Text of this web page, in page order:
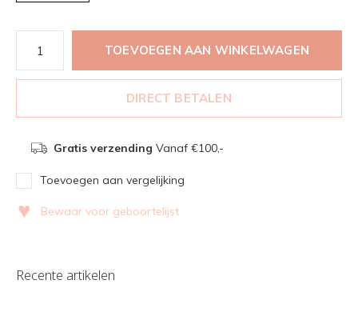
TOEVOEGEN AAN WINKELWAGEN
DIRECT BETALEN
Gratis verzending Vanaf €100,-
Toevoegen aan vergelijking
♥ Bewaar voor geboortelijst
Recente artikelen